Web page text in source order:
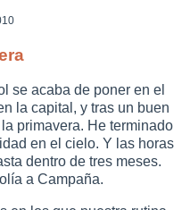
se acaba de poner en el
la capital, y tras un buen
primavera. He terminado
en el cielo. Y las horas
dentro de tres meses.
a Campaña.